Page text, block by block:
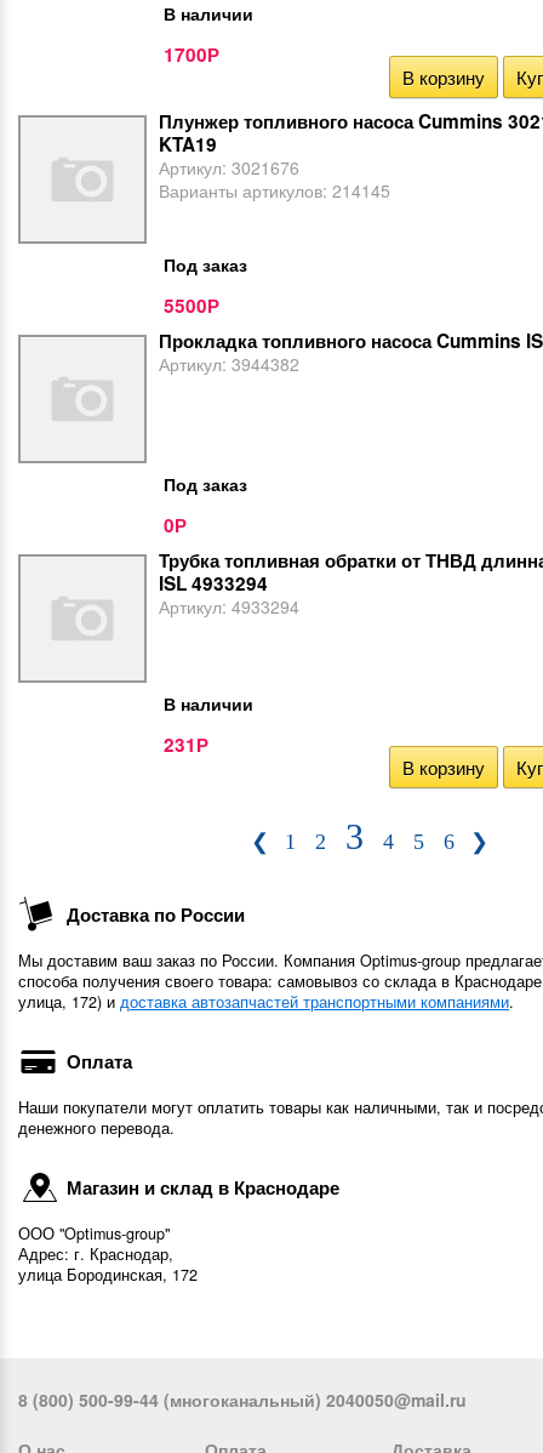
В наличии
1700Р
В корзину
Плунжер топливного насоса Cummins
KTA19
Артикул: 3021676
Варианты артикулов: 214145
Под заказ
5500Р
Прокладка топливного насоса Cummins
Артикул: 3944382
Под заказ
0Р
Трубка топливная обратки от ТНВД
ISL 4933294
Артикул: 4933294
В наличии
231 Р
В корзину
❮ 1 2 3 4 5 6 ❯
Доставка по России
Мы доставим ваш заказ по России. Компания Optimus-group
способа получения своего товара: самовывоз со склада в
улица, 172) и доставка автозапчастей транспортными компаниями.
Оплата
Наши покупатели могут оплатить товары как наличными, так и
денежного перевода.
Магазин и склад в Краснодаре
ООО "Optimus-group"
Адрес: г. Краснодар,
улица Бородинская, 172
8 (800) 500-99-44 (многоканальный) 2040050@mail.ru